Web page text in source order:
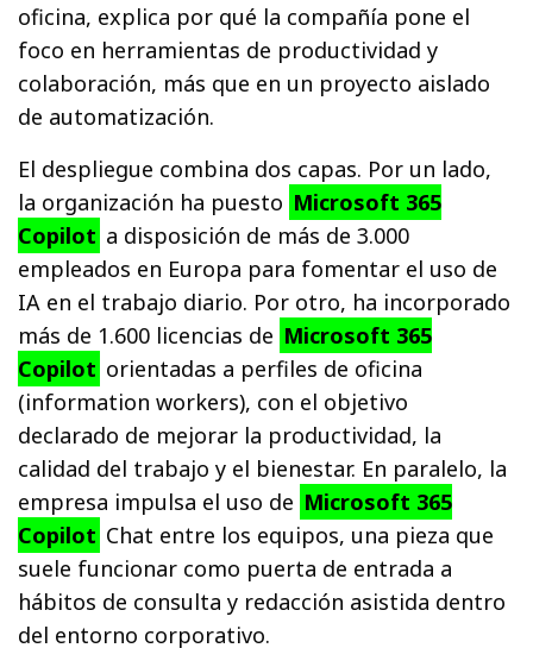
oficina, explica por qué la compañía pone el
foco en herramientas de productividad y
colaboración, más que en un proyecto aislado
de automatización.
El despliegue combina dos capas. Por un lado,
la organización ha puesto Microsoft 365
Copilot a disposición de más de 3.000
empleados en Europa para fomentar el uso de
IA en el trabajo diario. Por otro, ha incorporado
más de 1.600 licencias de Microsoft 365
Copilot orientadas a perfiles de oficina
(information workers), con el objetivo
declarado de mejorar la productividad, la
calidad del trabajo y el bienestar. En paralelo, la
empresa impulsa el uso de Microsoft 365
Copilot Chat entre los equipos, una pieza que
suele funcionar como puerta de entrada a
hábitos de consulta y redacción asistida dentro
del entorno corporativo.